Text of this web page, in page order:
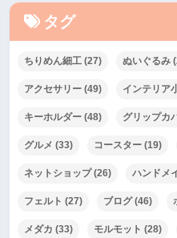
タグ
ちりめん細工 (27) ぬいぐるみ
アクセサリー (49) インテリア
キーホルダー (48) グリップカ
グルメ (33) コースター (19)
ネットショップ(26) ハンドメ
フェルト (27) ブログ(46)
メダカ (33) モルモット (28)